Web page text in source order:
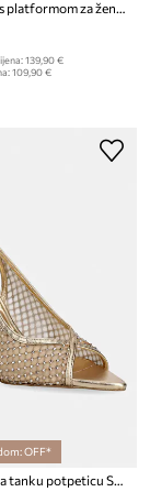
139,90 €
109,90 €
OFF*